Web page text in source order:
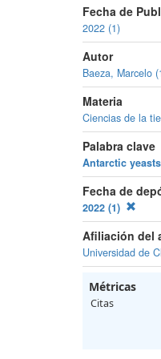
Fecha de
2022 (1)
Autor
Baeza, Marcelo
Materia
Ciencias de la
Palabra clave
Antarctic
Fecha de
2022 (1)
Afiliación del
Universidad de
Métricas
Citas